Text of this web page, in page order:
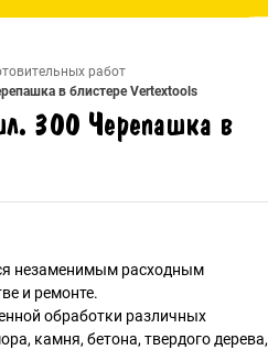
работ
в блистере Vertextools
300 Черепашка в
незаменимым расходным
и ремонте.
обработки различных
камня, бетона, твердого дерева,